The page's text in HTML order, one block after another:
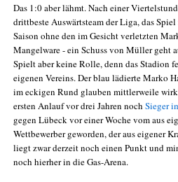
Das 1:0 aber lähmt. Nach einer
drittbeste Auswärtsteam der Liga, das
Saison ohne den im Gesicht verletzten
Mangelware - ein Schuss von Müller geht
Spielt aber keine Rolle, denn das Stadion
eigenen Vereins. Der blau lädierte Marko
im eckigen Rund glauben mittlerweile
ersten Anlauf vor drei Jahren noch Sieger
gegen Lübeck vor einer Woche vom aus
Wettbewerber geworden, der aus eigener
liegt zwar derzeit noch einen Punkt und
noch hierher in die Gas-Arena.